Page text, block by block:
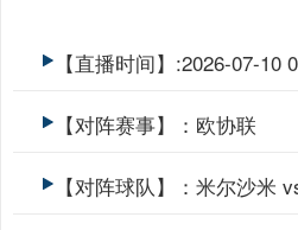
【直播时间】:2026-07-10
【对阵赛事】：欧协联
【对阵球队】：米尔沙米